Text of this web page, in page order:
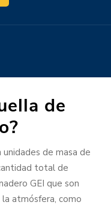
de
de masa de
total de
GEI que son
atmósfera, como